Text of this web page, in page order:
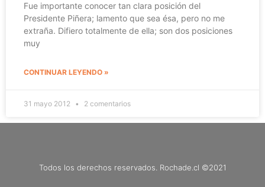
Fue importante conocer tan clara posición del
Presidente Piñera; lamento que sea ésa, pero no me
extraña. Difiero totalmente de ella; son dos posiciones
muy
CONTINUAR LEYENDO »
31 mayo 2012 2 comentarios
Todos los derechos reservados. Rochade.cl ©2021